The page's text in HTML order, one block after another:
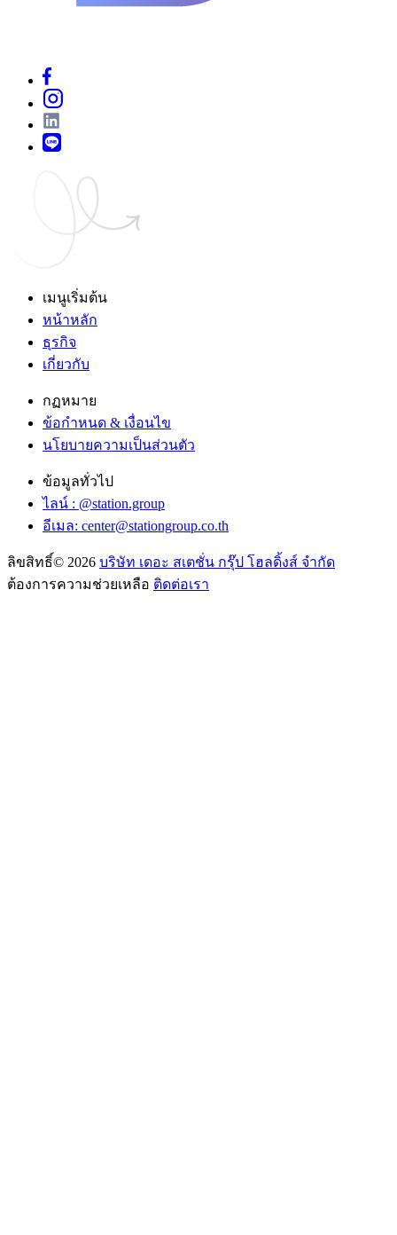
เมนูเริ่มต้น
หน้าหลัก
ธุรกิจ
เกี่ยวกับ
กฏหมาย
ข้อกำหนด & เงื่อนไข
นโยบายความเป็นส่วนตัว
ข้อมูลทั่วไป
ไลน์ : @station.group
อีเมล: center@stationgroup.co.th
ลิขสิทธิ์© 2026 บริษัท เดอะ สเตชั่น กรุ๊ป โฮลดิ้งส์ จำกัด
ต้องการความช่วยเหลือ ติดต่อเรา